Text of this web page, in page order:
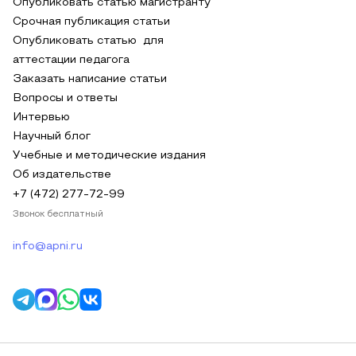
Опубликовать статью магистранту
Срочная публикация статьи
Опубликовать статью для
аттестации педагога
Заказать написание статьи
Вопросы и ответы
Интервью
Научный блог
Учебные и методические издания
Об издательстве
+7 (472) 277-72-99
Звонок бесплатный
info@apni.ru